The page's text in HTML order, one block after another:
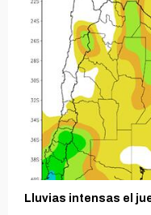
Lluvias intensas el